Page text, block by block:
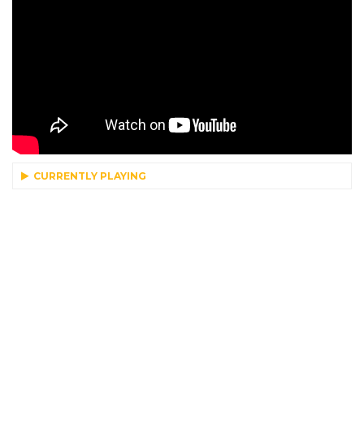
CURRENTLY PLAYING